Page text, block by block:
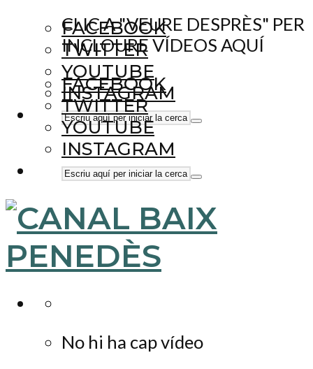
FACEBOOK
TWITTER
YOUTUBE
INSTAGRAM
CLIC A "VEURE DESPRÈS" PER
INCLOURE VÍDEOS AQUÍ
FACEBOOK
TWITTER
YOUTUBE
INSTAGRAM
No hi ha cap vídeo